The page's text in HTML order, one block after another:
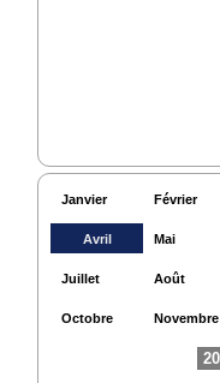
Janvier Février
Avril Mai
Juillet Août
Octobre Novembre